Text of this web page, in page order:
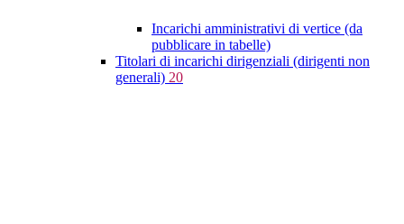
Incarichi amministrativi di vertice (da
pubblicare in tabelle)
Titolari di incarichi dirigenziali (dirigenti non
generali) 20